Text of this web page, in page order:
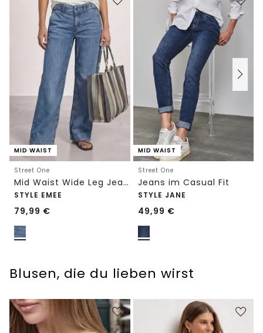
MID WAIST
Street One
Mid Waist Wide Leg Jeans im Loose Fit
STYLE EMEE
79,99 €
MID WAIST
Street One
Jeans im Casual Fit
STYLE JANE
49,99 €
Blusen, die du lieben wirst